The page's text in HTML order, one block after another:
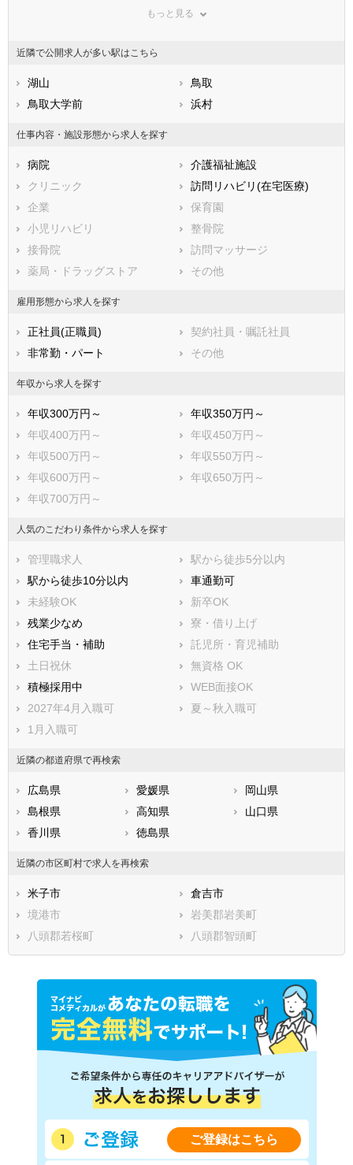
山口県
福岡県
佐賀県
熊本県
鹿児島県
東伯郡湯梨浜町
西伯郡日吉津村
西伯郡南部町
西伯郡伯耆町
日野郡日南町
日野郡日野町
もっと見る
近隣で公開求人が多い駅はこちら
湖山
鳥取
鳥取大学前
浜村
仕事内容・施設形態から求人を探す
病院
介護福祉施設
クリニック
訪問リハビリ(在宅医療)
企業
保育園
小児リハビリ
整骨院
接骨院
訪問マッサージ
薬局・ドラッグストア
その他
雇用形態から求人を探す
正社員(正職員)
契約社員・嘱託社員
非常勤・パート
その他
年収から求人を探す
年収300万円～
年収350万円～
年収400万円～
年収450万円～
年収500万円～
年収550万円～
年収600万円～
年収650万円～
年収700万円～
人気のこだわり条件から求人を探す
管理職求人
駅から徒歩5分以内
駅から徒歩10分以内
車通勤可
未経験OK
新卒OK
残業少なめ
寮・借り上げ
住宅手当・補助
託児所・育児補助
土日祝休
無資格 OK
積極採用中
WEB面接OK
2027年4月入職可
夏～秋入職可
1月入職可
近隣の都道府県で再検索
広島県 愛媛県
岡山県
島根県
高知県
山口県
香川県
徳島県
近隣の市区町村で求人を再検索
米子市
倉吉市
境港市
岩美郡岩美町
八頭郡若桜町
八頭郡智頭町
ご登録はこちら